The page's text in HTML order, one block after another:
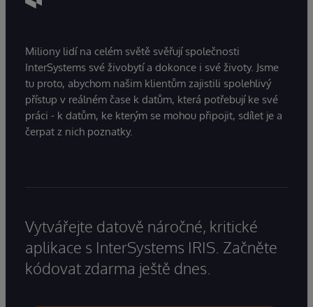
Miliony lidí na celém světě svěřují společnosti
InterSystems své živobytí a dokonce i své životy. Jsme
tu proto, abychom našim klientům zajistili spolehlivý
přístup v reálném čase k datům, která potřebují ke své
práci - k datům, ke kterým se mohou připojit, sdílet je a
čerpat z nich poznatky.
Vytvářejte datově náročné, kritické
aplikace s InterSystems IRIS. Začněte
kódovat zdarma ještě dnes.